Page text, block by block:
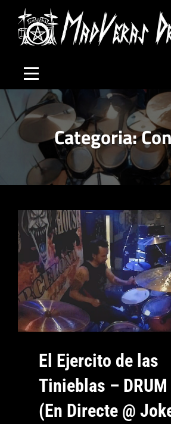
content
Categoria:
El Ejercito de las
Tinieblas – DRUM
(En Directe @